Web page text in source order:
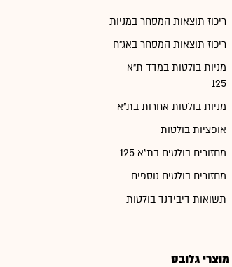
ריכוז תוצאות המסחר במניות
ריכוז תוצאות המסחר באג"ח
מניות בולטות במדד ת"א
125
מניות בולטות אחרות בת"א
אופציות בולטות
מחזורים בולטים בת"א 125
מחזורים בולטים נוספים
תשואות דיבידנד בולטות
מוצרי גלובס